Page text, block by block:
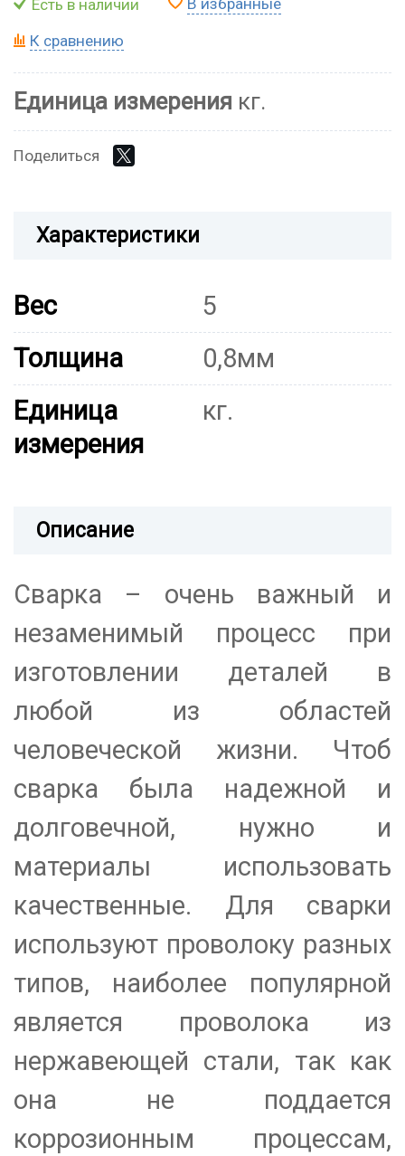
Есть в наличии В избранные
К сравнению
Единица измерения кг.
Поделиться
Характеристики
Вес
5
Толщина
0,8мм
Единица
измерения
кг.
Описание
Сварка – очень важный и
незаменимый процесс при
изготовлении деталей в
любой из областей
человеческой жизни. Чтоб
сварка была надежной и
долговечной, нужно и
материалы использовать
качественные. Для сварки
используют проволоку разных
типов, наиболее популярной
является проволока из
нержавеющей стали, так как
она не поддается
коррозионным процессам,